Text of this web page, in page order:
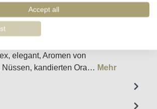
elegant, Aromen von
Nüssen, kandierten Ora… Mehr
Accept all